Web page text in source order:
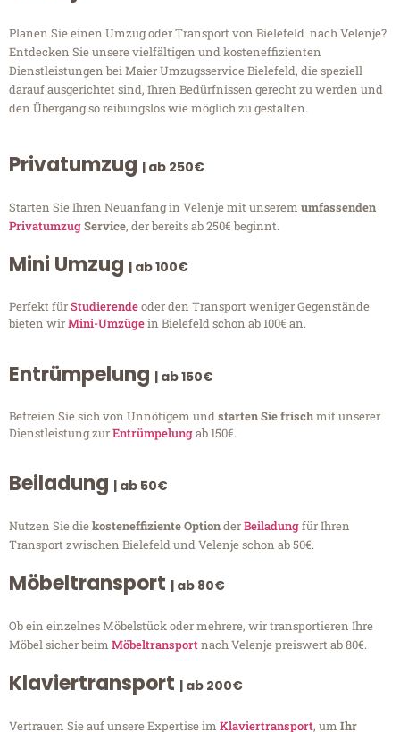
Planen Sie einen Umzug oder Transport von Bielefeld nach Velenje?
Entdecken Sie unsere vielfältigen und kosteneffizienten
Dienstleistungen bei Maier Umzugsservice Bielefeld, die speziell
darauf ausgerichtet sind, Ihren Bedürfnissen gerecht zu werden und
den Übergang so reibungslos wie möglich zu gestalten.
Privatumzug | ab 250€
Starten Sie Ihren Neuanfang in Velenje mit unserem umfassenden
PrivatumzugService, der bereits ab 250€ beginnt.
Mini Umzug | ab 100€
Perfekt fürStudierendeoder den Transport weniger Gegenstände
bieten wirMini-Umzügein Bielefeld schon ab 100€ an.
Entrümpelung | ab 150€
Befreien Sie sich von Unnötigem undstarten Sie frischmit unserer
Dienstleistung zurEntrümpelungab 150€.
Beiladung | ab 50€
Nutzen Sie diekosteneffiziente OptionderBeiladungfür Ihren
Transport zwischen Bielefeld und Velenje schon ab 50€.
Möbeltransport | ab 80€
Ob ein einzelnes Möbelstück oder mehrere, wir transportieren Ihre
Möbel sicher beim Möbeltransportnach Velenje preiswert ab 80€.
Klaviertransport | ab 200€
Vertrauen Sie auf unsere Expertise im Klaviertransport, um Ihr